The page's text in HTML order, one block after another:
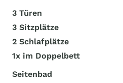
3 Türen
3 Sitzplätze
2 Schlafplätze
1x im Doppelbett
Seitenbad